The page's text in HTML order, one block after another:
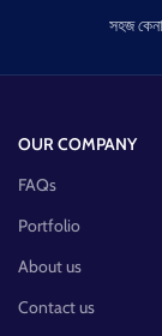
সহজ
OUR COMPANY
FAQs
Portfolio
About us
Contact us